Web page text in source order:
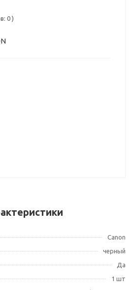
0 )
Canon
черный
Да
1 шт